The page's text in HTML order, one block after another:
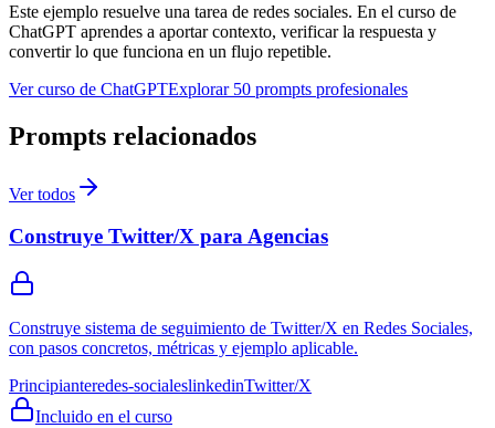
Este ejemplo resuelve una tarea de redes sociales. En el curso de
ChatGPT aprendes a aportar contexto, verificar la respuesta y
convertir lo que funciona en un flujo repetible.
Ver curso de ChatGPTExplorar 50 prompts profesionales
Prompts relacionados
Ver todos
Construye Twitter/X para Agencias
Construye sistema de seguimiento de Twitter/X en Redes Sociales,
con pasos concretos, métricas y ejemplo aplicable.
Principianteredes-socialeslinkedinTwitter/X
Incluido en el curso